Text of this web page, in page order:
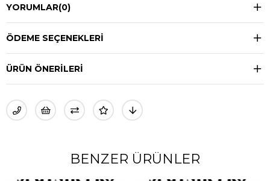
YORUMLAR(0)
ÖDEME SEÇENEKLERI
ÜRÜN ÖNERILERI
BENZER ÜRÜNLER